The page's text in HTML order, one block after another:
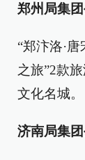
郑州局集团
“郑汴洛·
之旅”2款
文化名城。
济南局集团